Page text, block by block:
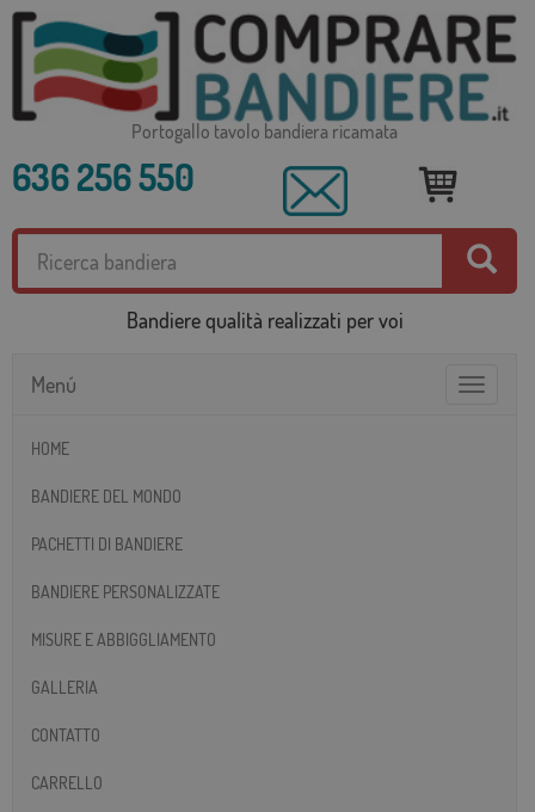
Portogallo tavolo bandiera ricamata
636 256 550
Bandiere qualità realizzati per voi
Toggle
Menú
HOME
BANDIERE DEL MONDO
PACHETTI DI BANDIERE
BANDIERE PERSONALIZZATE
MISURE E ABBIGGLIAMENTO
GALLERIA
CONTATTO
CARRELLO